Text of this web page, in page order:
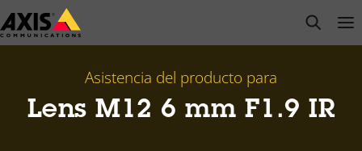
Saltar
al
open
Asistencia del producto para
Lens M12 6 mm F1.9 IR